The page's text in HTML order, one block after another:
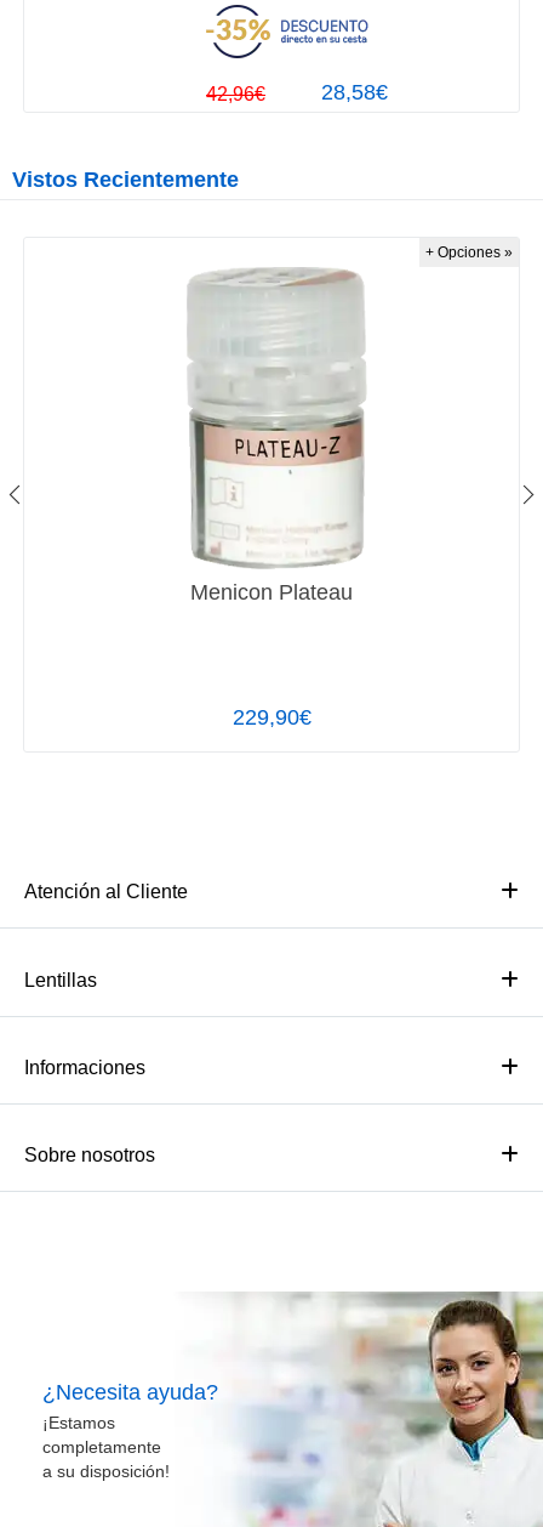
28,58€
42,96€
Vistos Recientemente
Menicon Plateau
229,90€
+ Opciones »
Atención al Cliente
Lentillas
Informaciones
Sobre nosotros
¿Necesita ayuda?
¡Estamos
completamente
a su disposición!